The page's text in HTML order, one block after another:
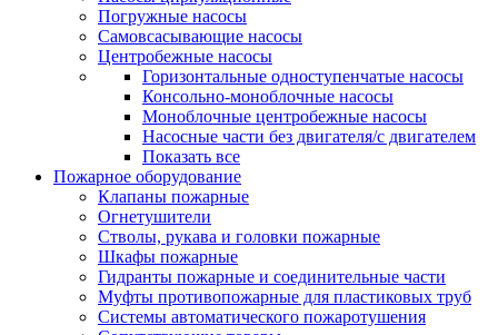
Погружные насосы
Самовсасывающие насосы
Центробежные насосы
Горизонтальные одноступенчатые насосы
Консольно-моноблочные насосы
Моноблочные центробежные насосы
Насосные части без двигателя/с двигателем
Показать все
Пожарное оборудование
Клапаны пожарные
Огнетушители
Стволы, рукава и головки пожарные
Шкафы пожарные
Гидранты пожарные и соединительные части
Муфты противопожарные для пластиковых труб
Системы автоматического пожаротушения